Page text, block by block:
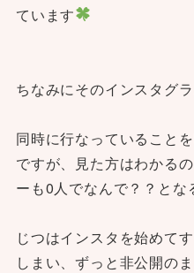
ています
ちなみにそのインスタグラ
同時に行なっていること
ですが、見た方はわかる
ーも0人でなんで？？とな
じつはインスタを始めて
しまい、ずっと非公開の